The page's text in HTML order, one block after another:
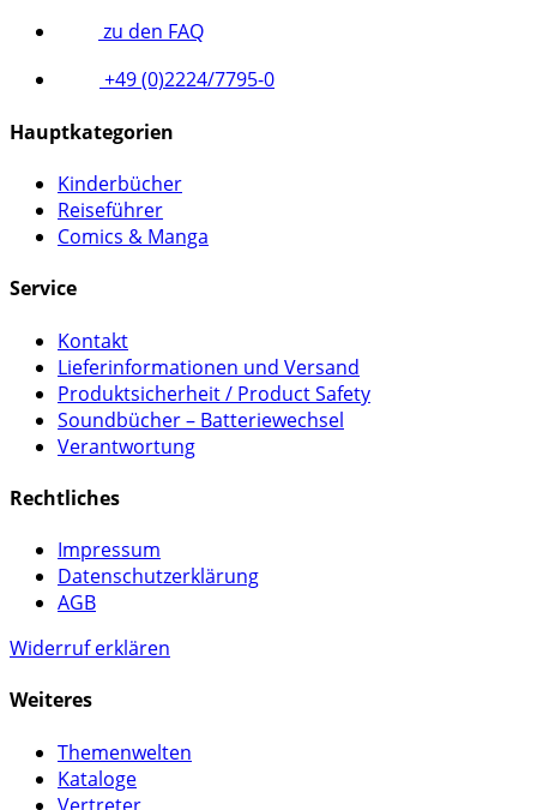
zu den FAQ
+49 (0)2224/7795-0
Hauptkategorien
Kinderbücher
Reiseführer
Comics & Manga
Service
Kontakt
Lieferinformationen und Versand
Produktsicherheit / Product Safety
Soundbücher – Batteriewechsel
Verantwortung
Rechtliches
Impressum
Datenschutzerklärung
AGB
Widerruf erklären
Weiteres
Themenwelten
Kataloge
Vertreter